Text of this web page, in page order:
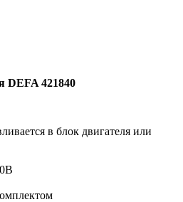
DEFA 421840
в блок двигателя или